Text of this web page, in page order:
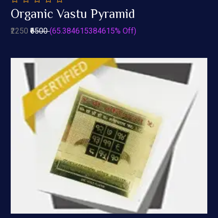
Add To Cart
0
out
5
Organic Vastu Pyramid
₹2250 ₹6500(65.384615384615% Off)